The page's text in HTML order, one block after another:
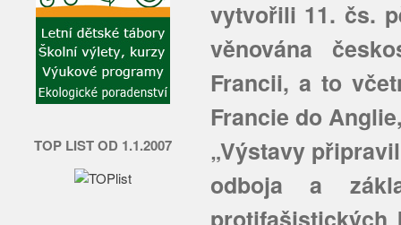
TOP LIST OD 1.1.2007
vytvořili 11. čs.
věnována
Francii, a to
Francie do
„Výstavy
odboja a